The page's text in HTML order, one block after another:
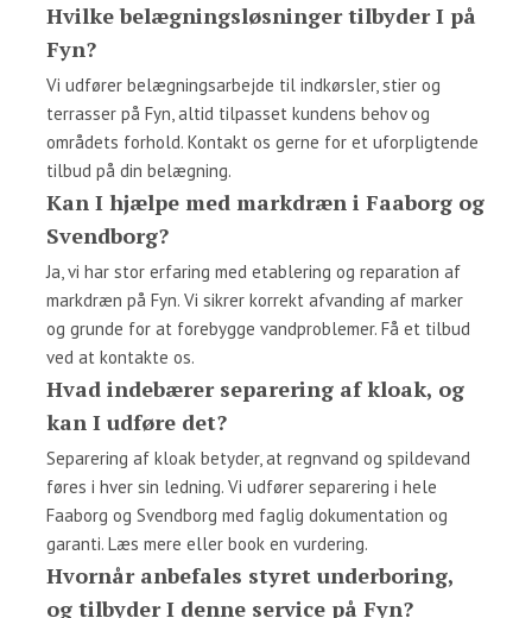
Hvilke belægningsløsninger tilbyder I på
Fyn?
Vi udfører belægningsarbejde til indkørsler, stier og
terrasser på Fyn, altid tilpasset kundens behov og
områdets forhold. Kontakt os gerne for et uforpligtende
tilbud på din belægning.
Kan I hjælpe med markdræn i Faaborg og
Svendborg?
Ja, vi har stor erfaring med etablering og reparation af
markdræn på Fyn. Vi sikrer korrekt afvanding af marker
og grunde for at forebygge vandproblemer. Få et tilbud
ved at kontakte os.
Hvad indebærer separering af kloak, og
kan I udføre det?
Separering af kloak betyder, at regnvand og spildevand
føres i hver sin ledning. Vi udfører separering i hele
Faaborg og Svendborg med faglig dokumentation og
garanti. Læs mere eller book en vurdering.
Hvornår anbefales styret underboring,
og tilbyder I denne service på Fyn?